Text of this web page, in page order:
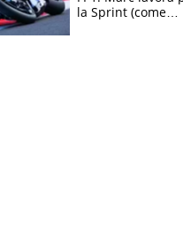
la Sprint (come